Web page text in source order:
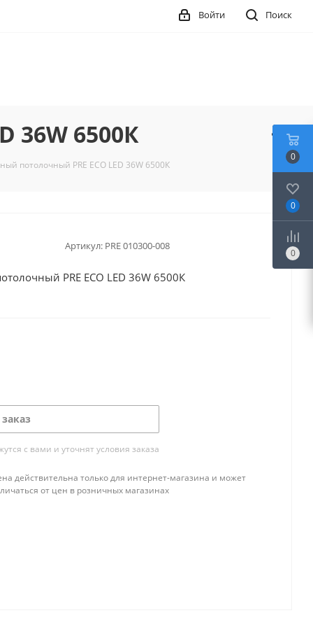
Поиск
Войти
36W 6500К
потолочный PRE ECO LED 36W 6500К
Артикул: PRE 010300-008
PRE ECO LED 36W 6500К
с вами и уточнят условия заказа
действительна только для интернет-магазина и может
от цен в розничных магазинах
0
0
0